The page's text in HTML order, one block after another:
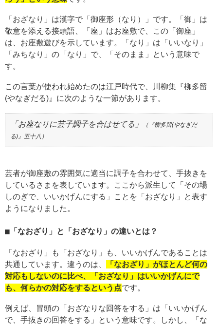
「おざなり」は漢字で「御座形（なり）」です。「御」は
敬意を添える接頭語、「座」はお座敷で、この「御座」
は、お座敷遊びを示しています。「なり」は「いいなり」
「みちなり」の「なり」で、「そのまま」という意味で
す。
この言葉が使われ始めたのは江戸時代で、川柳集『柳多留
(やなぎだる)』に次のような一節があります。
「お座なりに芸子調子を合はせてる」
（『柳多留(やなぎだ
る)』五十八）
芸者が御座敷の雰囲気に適当に調子を合わせて、手抜きを
しているさまを表しています。ここから派生して「その場
しのぎで、いいかげんにする」ことを「おざなり」と表す
ようになりました。
「なおざり」と「おざなり」の違いとは？
「なおざり」も「おざなり」も、いいかげんであることは
共通しています。違うのは、
「なおざり」がほとんど何の
対応もしないのに比べ、「おざなり」はいいかげんにで
も、何らかの対応をするという点です。
例えば、冒頭の「おざなりな回答をする」は「いいかげん
で、手抜きの回答をする」という意味です。しかし、「な